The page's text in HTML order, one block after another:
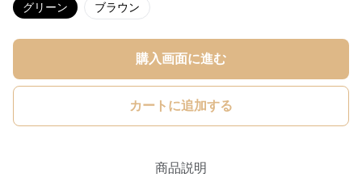
グリーン ブラウン
購入画面に進む
カートに追加する
商品説明